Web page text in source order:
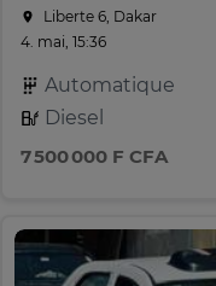
Liberte 6, Dakar
4. mai, 15:36
Automatique
Diesel
7 500 000 F CFA